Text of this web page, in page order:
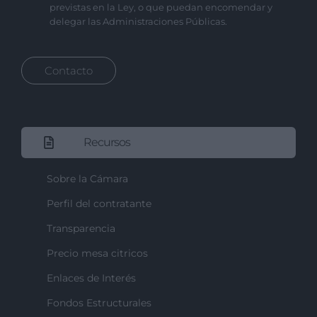
previstas en la Ley, o que puedan encomendar y
delegar las Administraciones Públicas.
Contacto
Recursos
Sobre la Cámara
Perfil del contratante
Transparencia
Precio mesa citricos
Enlaces de Interés
Fondos Estructurales